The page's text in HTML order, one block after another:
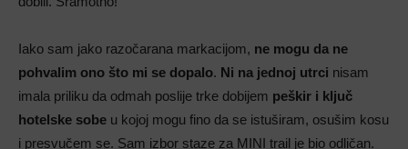
Iako sam jako razočarana markacijom, ne mogu da ne
pohvalim ono što mi se dopalo. Ni na jednoj utrci nisam
imala priliku da odmah poslije trke dobijem peškir i ključ
hotelske sobe u kojoj mogu fino da se istuširam, osušim kosu
i presvučem se. Sam izbor staze za MINI trail je bio odličan.